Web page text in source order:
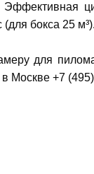
Эффективная
(для бокса 25 м³).
для
Москве +7